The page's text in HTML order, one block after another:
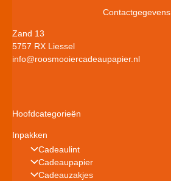
Contactgegevens
Zand 13
5757 RX Liessel
info@roosmooiercadeaupapier.nl
Hoofdcategorieën
Inpakken
Cadeaulint
Cadeaupapier
Cadeauzakjes